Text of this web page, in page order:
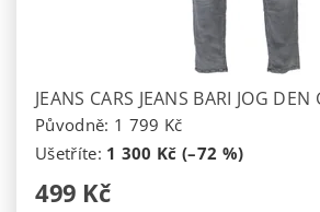
JEANS CARS JEANS BARI JOG DEN
Původně: 1 799 Kč
Ušetříte: 1 300 Kč (–72 %)
499 Kč